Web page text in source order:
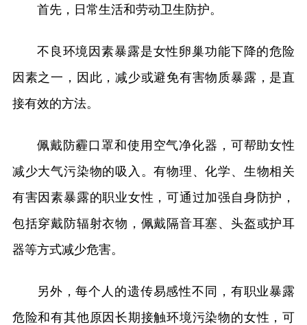
首先，日常生活和劳动卫生防护。
不良环境因素暴露是女性卵巢功能下降的危险
因素之一，因此，减少或避免有害物质暴露，是直
接有效的方法。
佩戴防霾口罩和使用空气净化器，可帮助女性
减少大气污染物的吸入。有物理、化学、生物相关
有害因素暴露的职业女性，可通过加强自身防护，
包括穿戴防辐射衣物，佩戴隔音耳塞、头盔或护耳
器等方式减少危害。
另外，每个人的遗传易感性不同，有职业暴露
危险和有其他原因长期接触环境污染物的女性，可